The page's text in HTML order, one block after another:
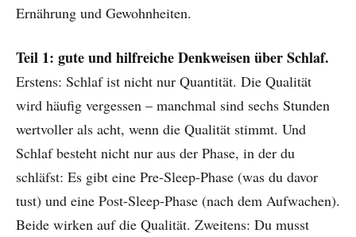
Ernährung und Gewohnheiten.
Teil 1: gute und hilfreiche Denkweisen über Schlaf.
Erstens: Schlaf ist nicht nur Quantität. Die Qualität
wird häufig vergessen – manchmal sind sechs Stunden
wertvoller als acht, wenn die Qualität stimmt. Und
Schlaf besteht nicht nur aus der Phase, in der du
schläfst: Es gibt eine Pre-Sleep-Phase (was du davor
tust) und eine Post-Sleep-Phase (nach dem Aufwachen).
Beide wirken auf die Qualität. Zweitens: Du musst